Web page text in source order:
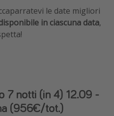
le date migliori
in ciascuna data,
7 notti (in 4) 12.09 -
(956€/tot.)